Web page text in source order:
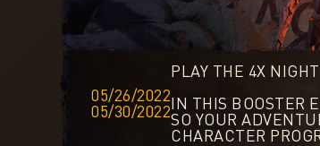
05/26/2022
05/30/2022
PLAY THE 4X
IN THIS BOOSTER
SO YOUR
CHARACTER